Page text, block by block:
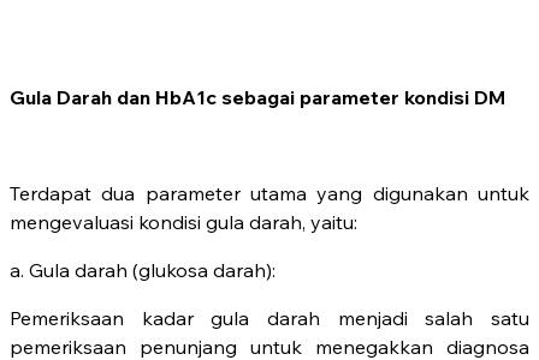
Gula Darah dan HbA1c sebagai parameter kondisi DM
Terdapat dua parameter utama yang digunakan untuk
mengevaluasi kondisi gula darah, yaitu:
a. Gula darah (glukosa darah):
Pemeriksaan kadar gula darah menjadi salah satu
pemeriksaan penunjang untuk menegakkan diagnosa